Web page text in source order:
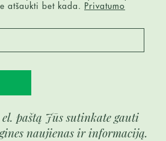
atšaukti bet kada.
Privatumo
paštą Jūs sutinkate gauti
naujienas ir informaciją.